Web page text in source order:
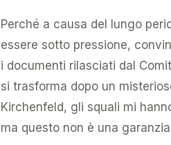
Perché a causa del lungo
essere sotto pressione,
i documenti rilasciati dal
si trasforma dopo un
Kirchenfeld, gli squali mi
ma questo non è una